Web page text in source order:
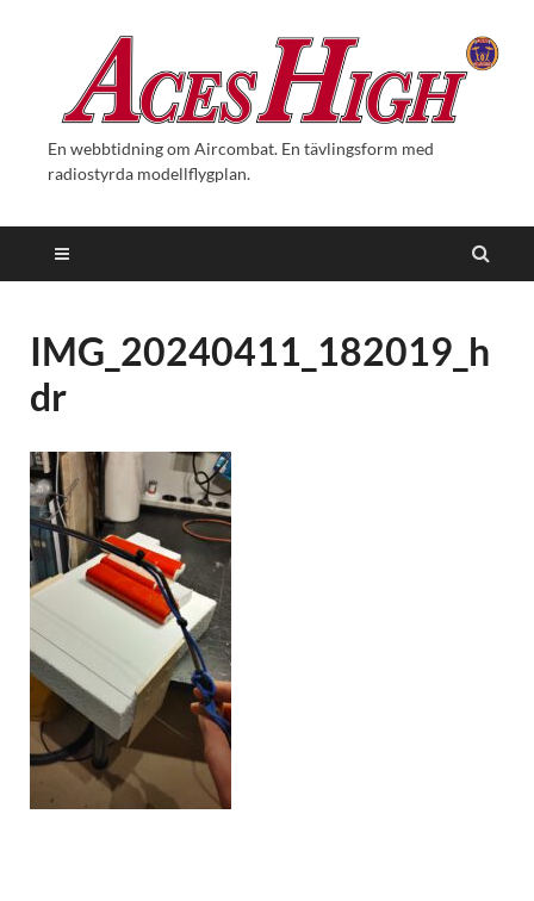
En webbtidning om Aircombat. En tävlingsform med
radiostyrda modellflygplan.
IMG_20240411_182019_h
dr